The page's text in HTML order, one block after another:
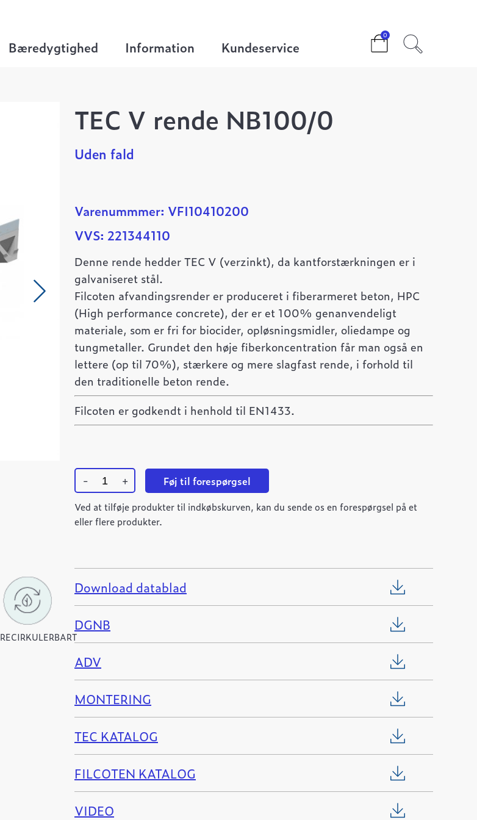
0
Bæredygtighed Information Kundeservice
RECIRKULERBART
TEC V rende NB100/0
Uden fald
Varenummmer: VFI10410200
VVS: 221344110
Denne rende hedder TEC V (verzinkt), da kantforstærkningen er i
galvaniseret stål.
Filcoten afvandingsrender er produceret i fiberarmeret beton, HPC
(High performance concrete), der er et 100% genanvendeligt
materiale, som er fri for biocider, opløsningsmidler, oliedampe og
tungmetaller. Grundet den høje fiberkoncentration får man også en
lettere (op til 70%), stærkere og mere slagfast rende, i forhold til
den traditionelle beton rende.
Filcoten er godkendt i henhold til EN1433.
-
TEC
V
rende
NB100/0
+ Føj til forespørgsel
Ved at tilføje produkter til indkøbskurven, kan du sende os en forespørgsel på et
eller flere produkter.
Download datablad
DGNB
ADV
MONTERING
TEC KATALOG
FILCOTEN KATALOG
VIDEO